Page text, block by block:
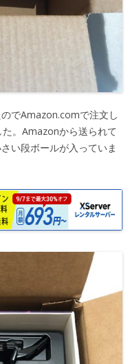
でAmazon.comで注文し
。Amazonから送られて
い段ボールが入っていま